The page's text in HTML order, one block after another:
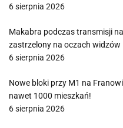
6 sierpnia 2026
Makabra podczas transmisji
zastrzelony na oczach widzów
6 sierpnia 2026
Nowe bloki przy M1 na
nawet 1000 mieszkań!
6 sierpnia 2026